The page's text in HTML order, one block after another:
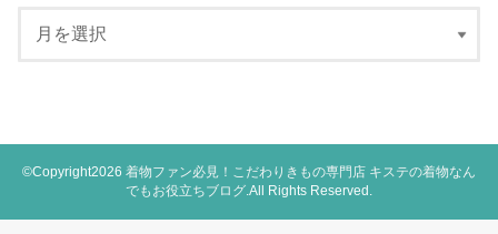
©Copyright2026 着物ファン必見！こだわりきもの専門店 キステの着物なん
でもお役立ちブログ .All Rights Reserved.